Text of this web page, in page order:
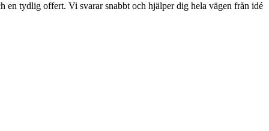
en tydlig offert. Vi svarar snabbt och hjälper dig hela vägen från idé